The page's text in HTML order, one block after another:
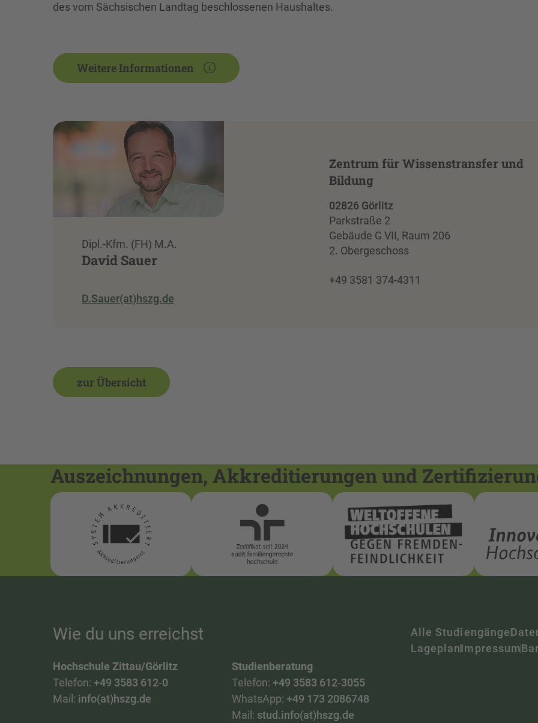
des vom Sächsischen Landtag beschlossenen Haushaltes.
Weitere Informationen
Dipl.-Kfm. (FH) M.A.
David Sauer
D.Sauer(at)hszg.de
Zentrum für Wissenstransfer und
Bildung
02826 Görlitz
Parkstraße 2
Gebäude G VII, Raum 206
2. Obergeschoss
+49 3581 374-4311
zur Übersicht
Auszeichnungen, Akkreditierungen und
Wie du uns erreichst
Hochschule Zittau/Görlitz
Telefon: +49 3583 612-0
Mail: info(at)hszg.de
Studienberatung
Telefon: +49 3583 612-3055
WhatsApp: +49 173 2086748
Mail: stud.info(at)hszg.de
Alle Studiengänge
LageplanImpressum